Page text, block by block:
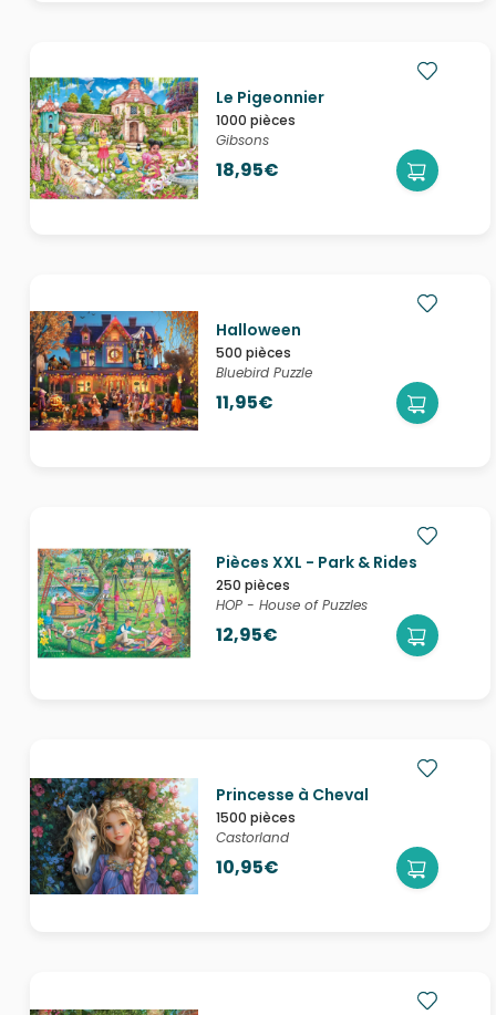
Le Pigeonnier
1000 pièces
Gibsons
18,95€
Halloween
500 pièces
Bluebird Puzzle
11,95€
Pièces XXL - Park & Rides
250 pièces
HOP - House of Puzzles
12,95€
Princesse à Cheval
1500 pièces
Castorland
10,95€